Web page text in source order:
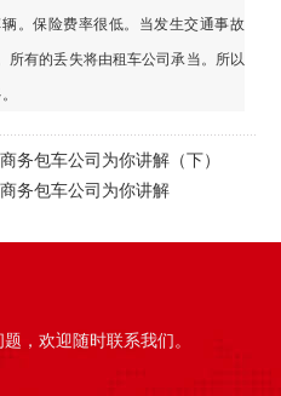
。保险费率很低。当发生交通事故
所有的丢失将由租车公司承当。所以
务包车公司为你讲解（下）
务包车公司为你讲解
，欢迎随时联系我们。